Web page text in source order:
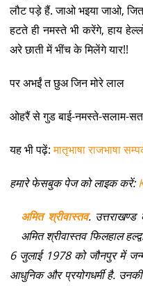
लौट पड़े हैं. जाओ भइया जाओ,
हटते ही नमस्ते भी करेंगे, हाय
अरे छाती में भींच के मिलेंगे यार!!
पर अभईं त छुअ जिन मोरे लाल
ओहरैं से गुड बाई-नमस्ते-सलाम-
यह भी पढ़ें:मातृभाषा राजभाषा
हमारे फेसबुक पेज को लाइक करें:
अमित श्रीवास्तव.
अमित श्रीवास्तव फिलहाल
6 जुलाई 1978 को जौनपुर में
आधुनिक और प्रयोगधर्मी है.